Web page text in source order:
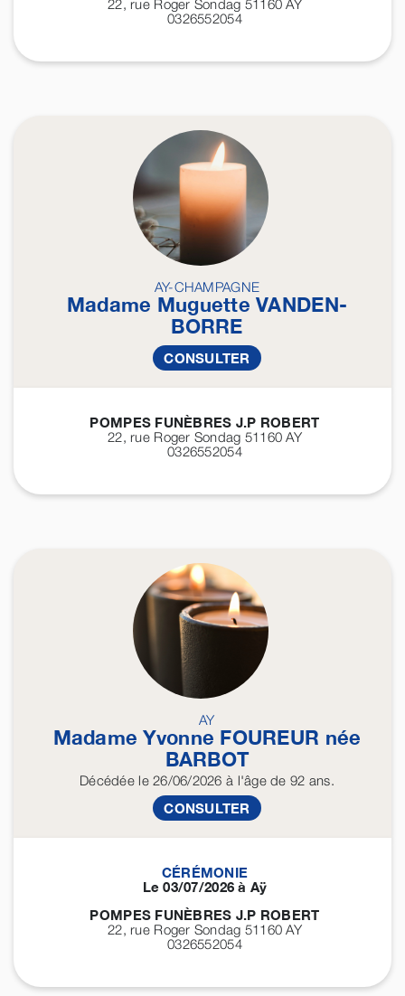
22, rue Roger Sondag 51160AY
0326552054
AY-CHAMPAGNE
Madame MuguetteVANDEN-
BORRE
CONSULTER
POMPES FUNÈBRES J.P ROBERT
22, rue Roger Sondag 51160AY
0326552054
AY
Madame Yvonne FOUREUR née
BARBOT
Décédéele 26/06/2026 à l'âge de 92 ans.
CONSULTER
CÉRÉMONIE
Le 03/07/2026 à Aÿ
POMPES FUNÈBRES J.P ROBERT
22, rue Roger Sondag 51160AY
0326552054